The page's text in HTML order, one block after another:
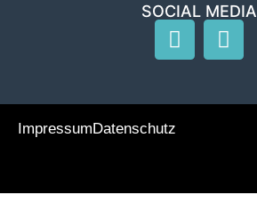
SOCIAL MEDIA
ImpressumDatenschutz